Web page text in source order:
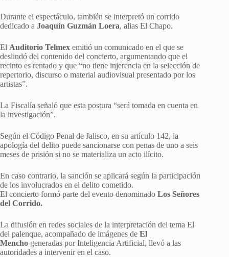
Durante el espectáculo, también se interpretó un corrido
dedicado a Joaquín Guzmán Loera, alias El Chapo.
El Auditorio Telmex emitió un comunicado en el que se
deslindó del contenido del concierto, argumentando que el
recinto es rentado y que “no tiene injerencia en la selección de
repertorio, discurso o material audiovisual presentado por los
artistas”.
La Fiscalía señaló que esta postura “será tomada en cuenta en
la investigación”.
Según el Código Penal de Jalisco, en su artículo 142, la
apología del delito puede sancionarse con penas de uno a seis
meses de prisión si no se materializa un acto ilícito.
En caso contrario, la sanción se aplicará según la participación
de los involucrados en el delito cometido.
El concierto formó parte del evento denominado Los Señores
del Corrido.
La difusión en redes sociales de la interpretación del tema El
del palenque, acompañado de imágenes de El
Mencho generadas por Inteligencia Artificial, llevó a las
autoridades a intervenir en el caso.